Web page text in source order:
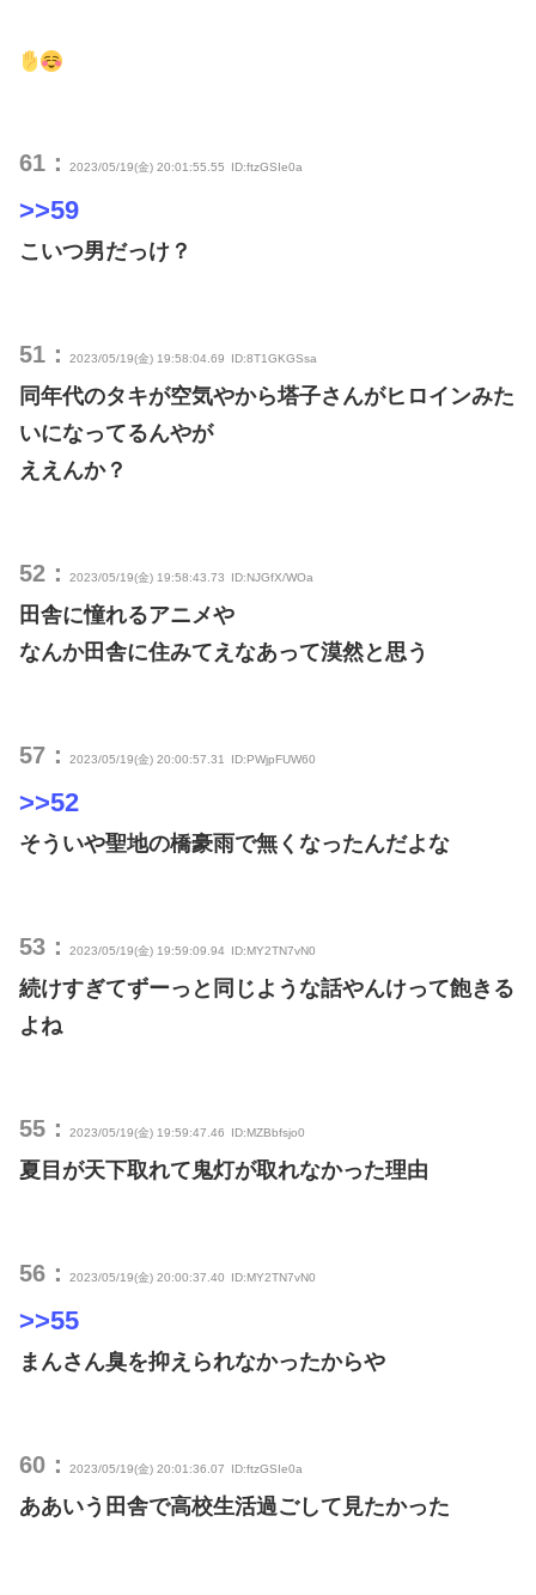
61： 2023/05/19(金) 20:01:55.55 ID:ftzGSIe0a
>>59
こいつ男だっけ？
51： 2023/05/19(金) 19:58:04.69 ID:8T1GKGSsa
同年代のタキが空気やから塔子さんがヒロインみた
いになってるんやが
ええんか？
52： 2023/05/19(金) 19:58:43.73 ID:NJGfX/WOa
田舎に憧れるアニメや
なんか田舎に住みてえなあって漠然と思う
57： 2023/05/19(金) 20:00:57.31 ID:PWjpFUW60
>>52
そういや聖地の橋豪雨で無くなったんだよな
53： 2023/05/19(金) 19:59:09.94 ID:MY2TN7vN0
続けすぎてずーっと同じような話やんけって飽きる
よね
55： 2023/05/19(金) 19:59:47.46 ID:MZBbfsjo0
夏目が天下取れて鬼灯が取れなかった理由
56： 2023/05/19(金) 20:00:37.40 ID:MY2TN7vN0
>>55
まんさん臭を抑えられなかったからや
60： 2023/05/19(金) 20:01:36.07 ID:ftzGSIe0a
ああいう田舎で高校生活過ごして見たかった